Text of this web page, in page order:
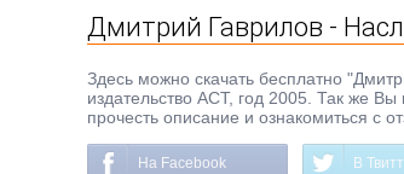
Дмитрий Гаврилов -
Здесь можно скачать бесплатно
издательство АСТ, год 2005. Так же
прочесть описание и ознакомиться с
На Facebook В